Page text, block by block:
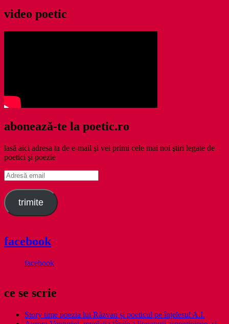
video poetic
abonează-te la poetic.ro
lasă aici adresa ta de e-mail şi vei primi cele mai noi ştiri legate de
poetici şi poezie
Adresă
email
trimite
facebook
facebook
ce se scrie
Story time poezia lui Răzvan și poeticul pe înțelesul A.I.